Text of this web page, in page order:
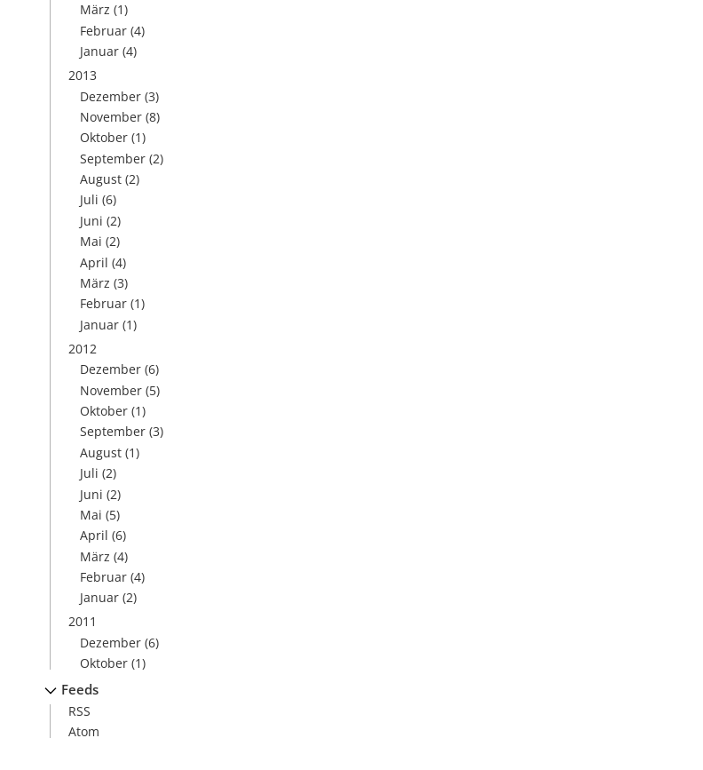
März (1)
Februar (4)
Januar (4)
2013
Dezember (3)
November (8)
Oktober (1)
September (2)
August (2)
Juli (6)
Juni (2)
Mai (2)
April (4)
März (3)
Februar (1)
Januar (1)
2012
Dezember (6)
November (5)
Oktober (1)
September (3)
August (1)
Juli (2)
Juni (2)
Mai (5)
April (6)
März (4)
Februar (4)
Januar (2)
2011
Dezember (6)
Oktober (1)
Feeds
RSS
Atom